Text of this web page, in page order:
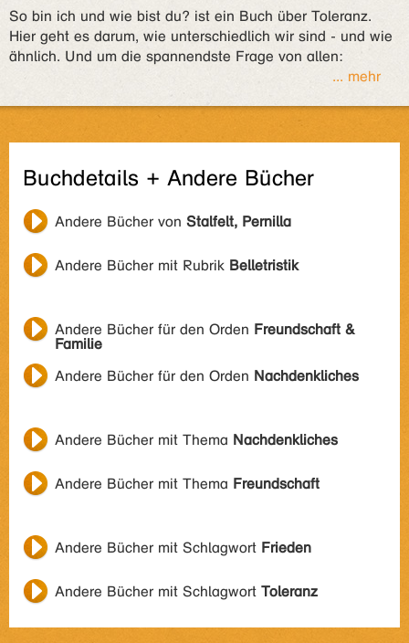
So bin ich und wie bist du? ist ein Buch über Toleranz.
Hier geht es darum, wie unterschiedlich wir sind - und wie
ähnlich. Und um die spannendste Frage von allen:
... mehr
Buchdetails + Andere Bücher
Andere Bücher von Stalfelt, Pernilla
Andere Bücher mit Rubrik Belletristik
Andere Bücher für den Orden Freundschaft &
Familie
Andere Bücher für den Orden Nachdenkliches
Andere Bücher mit Thema Nachdenkliches
Andere Bücher mit Thema Freundschaft
Andere Bücher mit Schlagwort Frieden
Andere Bücher mit Schlagwort Toleranz